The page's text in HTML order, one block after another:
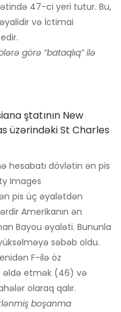
47-ci yeri tutur. Bu,
və İctimai
görə “bataqlıq” ilə
hesabatı dövlətin ən pis
Images
pis üç əyalətdən
Amerikanın ən
Bayou əyaləti. Bununla
səbəb oldu.
F-ilə öz
əldə etmək (46) və
olaraq qalır.
boşanma